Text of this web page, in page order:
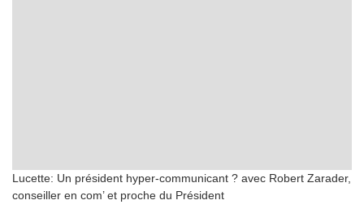
Lucette: Un président hyper-communicant ? avec Robert Zarader,
conseiller en com’ et proche du Président